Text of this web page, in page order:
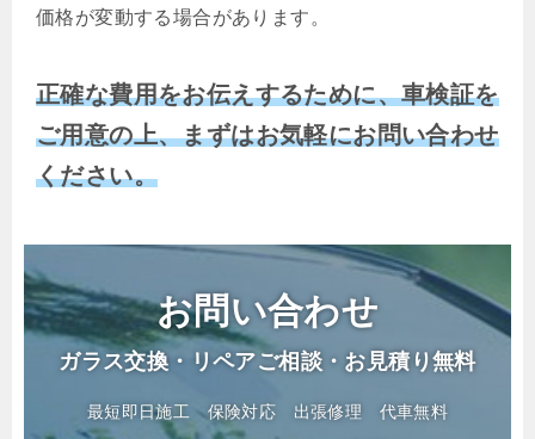
価格が変動する場合があります。
正確な費用をお伝えするために、車検証を
ご用意の上、まずはお気軽にお問い合わせ
ください。
お問い合わせ
ガラス交換・リペアご相談・お見積り無料
最短即日施工 保険対応 出張修理
代車無料